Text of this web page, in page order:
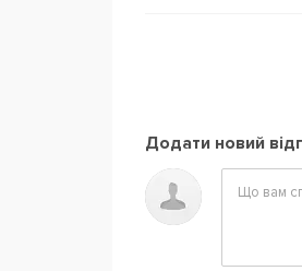
Додати новий